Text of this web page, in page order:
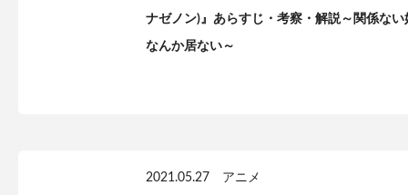
ナゼノン)』あらすじ・考察・解説～関係ない
なんか居ない～
2021.05.27 アニメ